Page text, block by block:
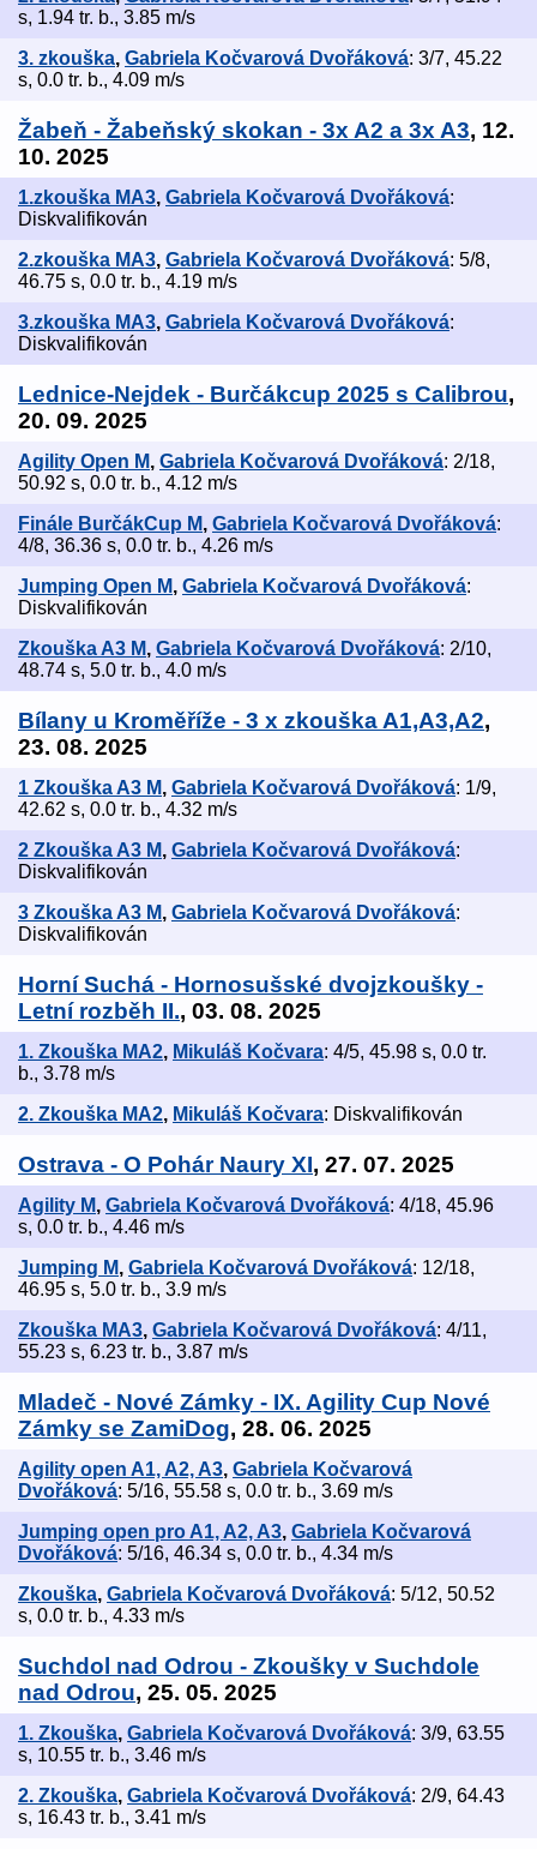
s, 1.94 tr. b., 3.85 m/s
3. zkouška, Gabriela Kočvarová Dvořáková: 3/7, 45.22
s, 0.0 tr. b., 4.09 m/s
Žabeň - Žabeňský skokan - 3x A2 a 3x A3, 12.
10. 2025
1.zkouška MA3, Gabriela Kočvarová Dvořáková:
Diskvalifikován
2.zkouška MA3, Gabriela Kočvarová Dvořáková: 5/8,
46.75 s, 0.0 tr. b., 4.19 m/s
3.zkouška MA3, Gabriela Kočvarová Dvořáková:
Diskvalifikován
Lednice-Nejdek - Burčákcup 2025 s Calibrou,
20. 09. 2025
Agility Open M, Gabriela Kočvarová Dvořáková: 2/18,
50.92 s, 0.0 tr. b., 4.12 m/s
Finále BurčákCup M, Gabriela Kočvarová Dvořáková:
4/8, 36.36 s, 0.0 tr. b., 4.26 m/s
Jumping Open M, Gabriela Kočvarová Dvořáková:
Diskvalifikován
Zkouška A3 M, Gabriela Kočvarová Dvořáková: 2/10,
48.74 s, 5.0 tr. b., 4.0 m/s
Bílany u Kroměříže - 3 x zkouška A1,A3,A2,
23. 08. 2025
1 Zkouška A3 M, Gabriela Kočvarová Dvořáková: 1/9,
42.62 s, 0.0 tr. b., 4.32 m/s
2 Zkouška A3 M, Gabriela Kočvarová Dvořáková:
Diskvalifikován
3 Zkouška A3 M, Gabriela Kočvarová Dvořáková:
Diskvalifikován
Horní Suchá - Hornosušské dvojzkoušky -
Letní rozběh II., 03. 08. 2025
1. Zkouška MA2, Mikuláš Kočvara: 4/5, 45.98 s, 0.0 tr.
b., 3.78 m/s
2. Zkouška MA2, Mikuláš Kočvara: Diskvalifikován
Ostrava - O Pohár Naury XI, 27. 07. 2025
Agility M, Gabriela Kočvarová Dvořáková: 4/18, 45.96
s, 0.0 tr. b., 4.46 m/s
Jumping M, Gabriela Kočvarová Dvořáková: 12/18,
46.95 s, 5.0 tr. b., 3.9 m/s
Zkouška MA3, Gabriela Kočvarová Dvořáková: 4/11,
55.23 s, 6.23 tr. b., 3.87 m/s
Mladeč - Nové Zámky - IX. Agility Cup Nové
Zámky se ZamiDog, 28. 06. 2025
Agility open A1, A2, A3, Gabriela Kočvarová
Dvořáková: 5/16, 55.58 s, 0.0 tr. b., 3.69 m/s
Jumping open pro A1, A2, A3, Gabriela Kočvarová
Dvořáková: 5/16, 46.34 s, 0.0 tr. b., 4.34 m/s
Zkouška, Gabriela Kočvarová Dvořáková: 5/12, 50.52
s, 0.0 tr. b., 4.33 m/s
Suchdol nad Odrou - Zkoušky v Suchdole
nad Odrou, 25. 05. 2025
1. Zkouška, Gabriela Kočvarová Dvořáková: 3/9, 63.55
s, 10.55 tr. b., 3.46 m/s
2. Zkouška, Gabriela Kočvarová Dvořáková: 2/9, 64.43
s, 16.43 tr. b., 3.41 m/s